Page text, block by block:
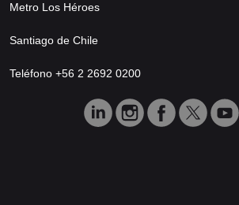
Metro Los Héroes
Santiago de Chile
Teléfono +56 2 2692 0200